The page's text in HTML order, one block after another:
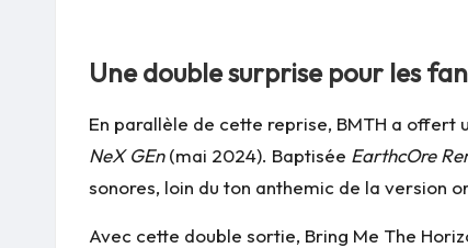
Une double surprise pour les
En parallèle de cette reprise, BMTH a offert
NeX GEn(mai 2024). Baptisée EarthcOre
sonores, loin du ton anthemic de la version
Avec cette double sortie, Bring Me The